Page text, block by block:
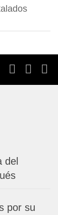
del
por su